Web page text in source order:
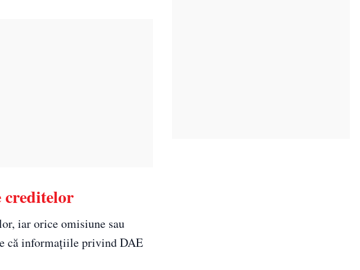
creditelor
iar orice omisiune sau
că informațiile privind DAE